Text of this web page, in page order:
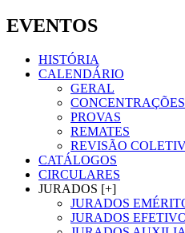
EVENTOS
HISTÓRIA
CALENDÁRIO
GERAL
CONCENTRAÇÕES
PROVAS
REMATES
REVISÃO
CATÁLOGOS
CIRCULARES
JURADOS [+]
JURADOS
JURADOS